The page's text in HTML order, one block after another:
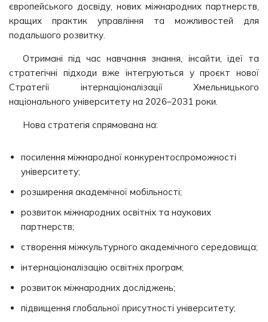
європейського досвіду, нових міжнародних партнерств,
кращих практик управління та можливостей для
подальшого розвитку.
Отримані під час навчання знання, інсайти, ідеї та
стратегічні підходи вже інтегруються у проєкт нової
Стратегії інтернаціоналізації Хмельницького
національного університету на 2026–2031 роки.
Нова стратегія спрямована на:
посилення міжнародної конкурентоспроможності
університету;
розширення академічної мобільності;
розвиток міжнародних освітніх та наукових
партнерств;
створення міжкультурного академічного середовища;
інтернаціоналізацію освітніх програм;
розвиток міжнародних досліджень;
підвищення глобальної присутності університету;